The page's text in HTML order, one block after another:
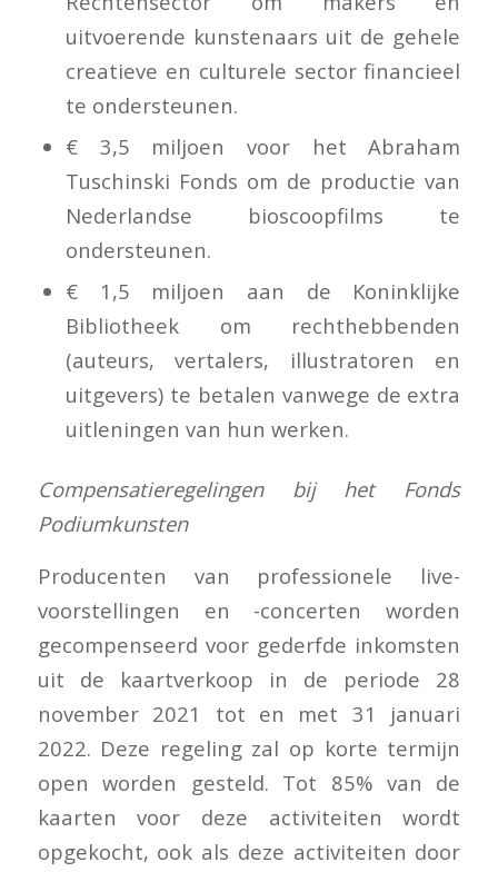
uitvoerende kunstenaars uit de gehele
creatieve en culturele sector financieel
te ondersteunen.
€ 3,5 miljoen voor het Abraham
Tuschinski Fonds om de productie van
Nederlandse bioscoopfilms te
ondersteunen.
€ 1,5 miljoen aan de Koninklijke
Bibliotheek om rechthebbenden
(auteurs, vertalers, illustratoren en
uitgevers) te betalen vanwege de extra
uitleningen van hun werken.
Compensatieregelingen bij het Fonds
Podiumkunsten
Producenten van professionele live-
voorstellingen en -concerten worden
gecompenseerd voor gederfde inkomsten
uit de kaartverkoop in de periode 28
november 2021 tot en met 31 januari
2022. Deze regeling zal op korte termijn
open worden gesteld. Tot 85% van de
kaarten voor deze activiteiten wordt
opgekocht, ook als deze activiteiten door